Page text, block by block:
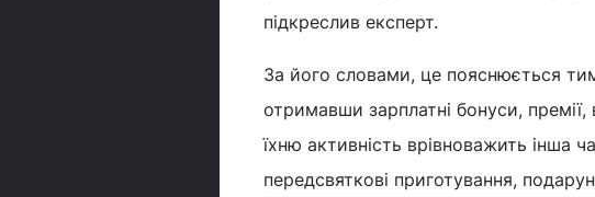
підкреслив експерт.
За його словами, це пояснюється
отримавши зарплатні бонуси,
їхню активність врівноважить інша
передсвяткові приготування,